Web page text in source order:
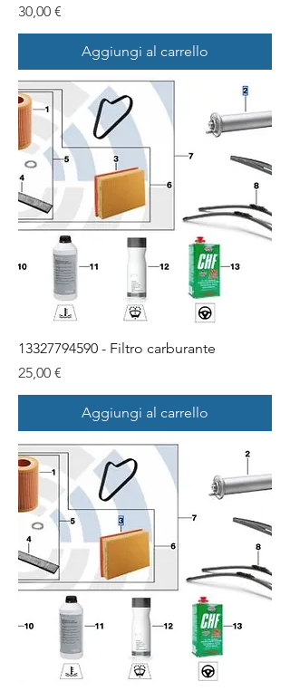
Prezzo
30,00 €
Aggiungi al carrello
13327794590 - Filtro carburante
Prezzo
25,00 €
Aggiungi al carrello